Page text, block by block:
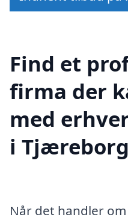
Find et
firma der
med
i Tjæreborg
Når det handler